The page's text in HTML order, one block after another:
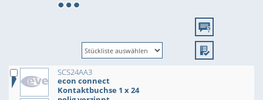
SCS24AA3
econ connect
Kontaktbuchse 1 x 24